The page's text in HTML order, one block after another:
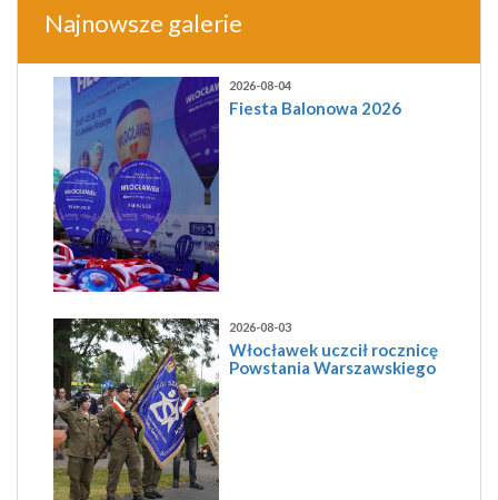
Najnowsze galerie
2026-08-04
Fiesta Balonowa 2026
2026-08-03
Włocławek uczcił rocznicę
Powstania Warszawskiego